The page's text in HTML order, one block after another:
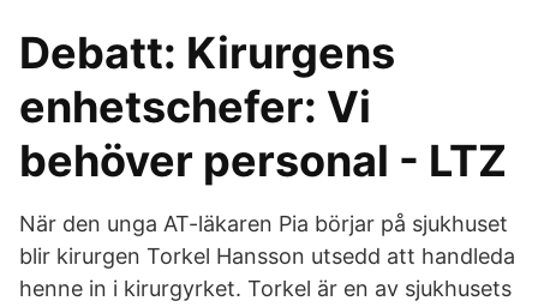
Debatt: Kirurgens
enhetschefer: Vi
behöver personal - LTZ
När den unga AT-läkaren Pia börjar på sjukhuset
blir kirurgen Torkel Hansson utsedd att handleda
henne in i kirurgyrket. Torkel är en av sjukhusets